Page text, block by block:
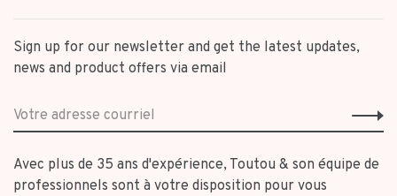
Sign up for our newsletter and get the latest updates,
news and product offers via email
Avec plus de 35 ans d'expérience, Toutou & son équipe de
professionnels sont à votre disposition pour vous